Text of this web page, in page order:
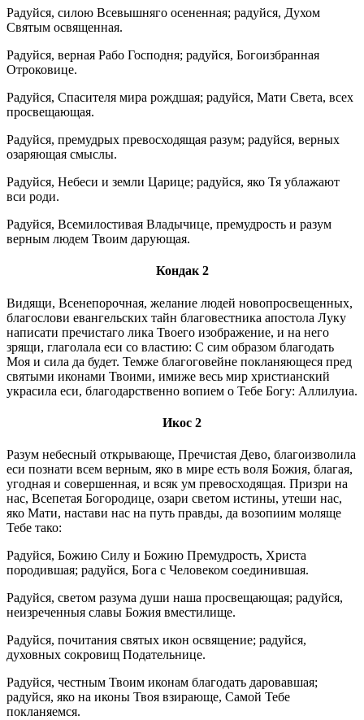
Радуйся, силою Всевышняго осененная; радуйся, Духом
Святым освященная.
Радуйся, верная Рабо Господня; радуйся, Богоизбранная
Отроковице.
Радуйся, Спасителя мира рождшая; радуйся, Мати Света, всех
просвещающая.
Радуйся, премудрых превосходящая разум; радуйся, верных
озаряющая смыслы.
Радуйся, Небеси и земли Царице; радуйся, яко Тя ублажают
вси роди.
Радуйся, Всемилостивая Владычице, премудрость и разум
верным людем Твоим дарующая.
Кондак 2
Видящи, Всенепорочная, желание людей новопросвещенных,
благослови евангельских тайн благовестника апостола Луку
написати пречистаго лика Твоего изображение, и на него
зрящи, глаголала еси со властию: С сим образом благодать
Моя и сила да будет. Темже благоговейне покланяющеся пред
святыми иконами Твоими, имиже весь мир христианский
украсила еси, благодарственно вопием о Тебе Богу: Аллилуиа.
Икос 2
Разум небесный открывающе, Пречистая Дево, благоизволила
еси познати всем верным, яко в мире есть воля Божия, благая,
угодная и совершенная, и всяк ум превосходящая. Призри на
нас, Всепетая Богородице, озари светом истины, утеши нас,
яко Мати, настави нас на путь правды, да возопиим моляще
Тебе тако:
Радуйся, Божию Силу и Божию Премудрость, Христа
породившая; радуйся, Бога с Человеком соединившая.
Радуйся, светом разума души наша просвещающая; радуйся,
неизреченныя славы Божия вместилище.
Радуйся, почитания святых икон освящение; радуйся,
духовных сокровищ Подательнице.
Радуйся, честным Твоим иконам благодать даровавшая;
радуйся, яко на иконы Твоя взирающе, Самой Тебе
покланяемся.